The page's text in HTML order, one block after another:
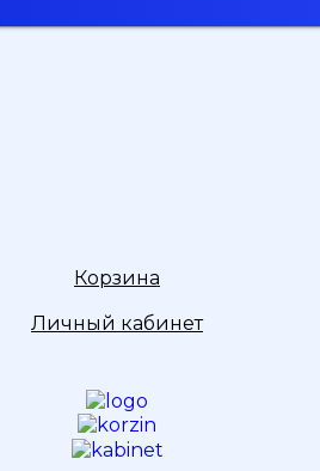
Корзина
Личный кабинет